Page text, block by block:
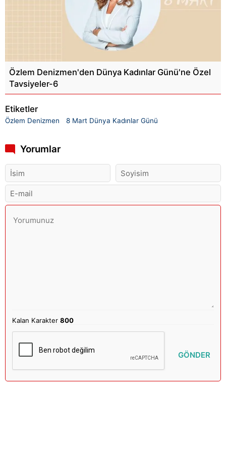
Özlem Denizmen'den Dünya Kadınlar Günü'ne Özel
Tavsiyeler-6
Etiketler
Özlem Denizmen 8 Mart Dünya Kadınlar Günü
Yorumlar
Kalan Karakter800
GÖNDER